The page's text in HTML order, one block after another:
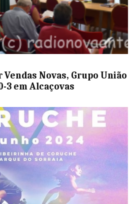
Novas, Grupo União
3 em Alcaçovas